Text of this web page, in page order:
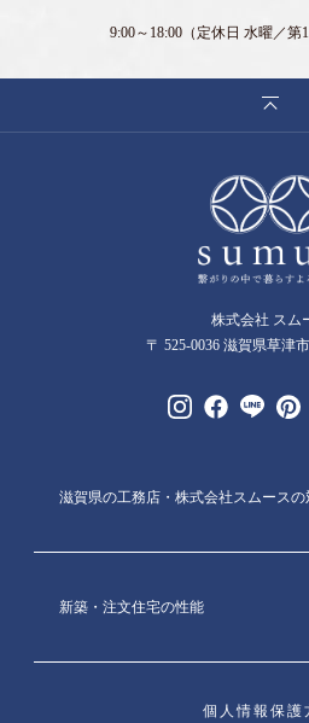
9:00～18:00（定休日 水曜／第
株式会社 スム
〒 525-0036 滋賀県草津
滋賀県の工務店・株式会社スムースの
新築・注文住宅の性能
個人情報保護